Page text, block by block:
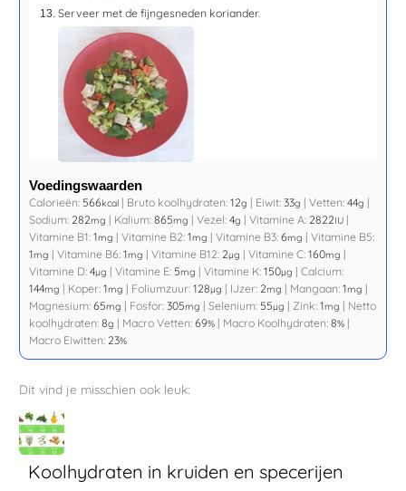
Serveer met de fijngesneden koriander.
Voedingswaarden
Calorieën: 566kcal | Bruto koolhydraten:12g | Eiwit:33g |Vetten:44g |
Sodium: 282mg | Kalium:865mg |Vezel:4g |Vitamine A: 2822IU |
Vitamine B1:1mg |Vitamine B2:1mg |Vitamine B3:6mg |Vitamine B5:
1mg |Vitamine B6:1mg |Vitamine B12: 2µg |Vitamine C:160mg |
Vitamine D:4µg |Vitamine E: 5mg |Vitamine K:150µg |Calcium:
144mg | Koper:1mg | Foliumzuur:128µg | IJzer: 2mg | Mangaan:1mg |
Magnesium:65mg | Fosfor:305mg |Selenium: 55µg |Zink:1mg | Netto
koolhydraten:8g | Macro Vetten:69% | Macro Koolhydraten:8% |
Macro Eiwitten: 23%
Dit vind je misschien ook leuk:
Koolhydraten in kruiden en specerijen